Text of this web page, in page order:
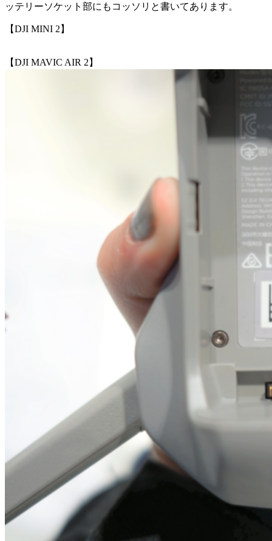
ッテリーソケット部にもコッソリと書いてあります。
【DJI MINI 2】
【DJI MAVIC AIR 2】